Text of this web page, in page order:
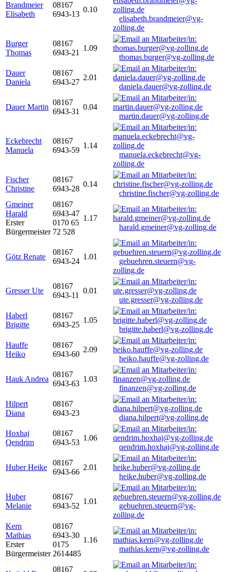
Brandmeier
Elisabeth
08167
6943-13
0.10
elisabeth.brandmeier@vg-
zolling.de
Burger
Thomas
08167
6943-21
1.09
thomas.burger@vg-zolling.de
Dauer
Daniela
08167
6943-27
2.01
daniela.dauer@vg-zolling.de
Dauer Martin
08167
6943-31
0.04
martin.dauer@vg-zolling.de
Eckebrecht
Manuela
08167
6943-59
1.14
manuela.eckebrecht@vg-
zolling.de
Fischer
Christine
08167
6943-28
0.14
christine.fischer@vg-zolling.de
Gmeiner
Harald
Erster
Bürgermeister
08167
6943-47
0170 65
72 528
1.17
harald.gmeiner@vg-zolling.de
Götz Renate
08167
6943-24
1.01
gebuehren.steuern@vg-
zolling.de
Gresser Ute
08167
6943-11
0.01
ute.gresser@vg-zolling.de
Haberl
Brigitte
08167
6943-25
1.05
brigitte.haberl@vg-zolling.de
Hauffe
Heiko
08167
6943-60
2.09
heiko.hauffe@vg-zolling.de
Hauk Andrea
08167
6943-63
1.03
finanzen@vg-zolling.de
Hilpert
Diana
08167
6943-23
diana.hilpert@vg-zolling.de
Hoxhaj
Qendrim
08167
6943-53
1.06
qendrim.hoxhaj@vg-zolling.de
Huber Heike
08167
6943-66
2.01
heike.huber@vg-zolling.de
Huber
Melanie
08167
6943-52
1.01
gebuehren.steuern@vg-
zolling.de
Kern
Mathias
Erster
Bürgermeister
08167
6943-30
0175
2614485
1.16
mathias.kern@vg-zolling.de
08167